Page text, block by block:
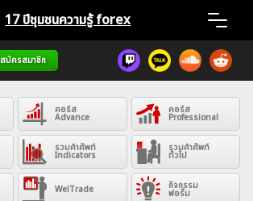
17 ปีชุมชนความรู้ forex
สมัครสมาชิก
คอร์ส
Advance
คอร์ส
Professional
รวมคำศัพท์
Indicators
รวมคำศัพท์
ทั่วไป
WelTrade กิจกรรม
ฟอรั่ม